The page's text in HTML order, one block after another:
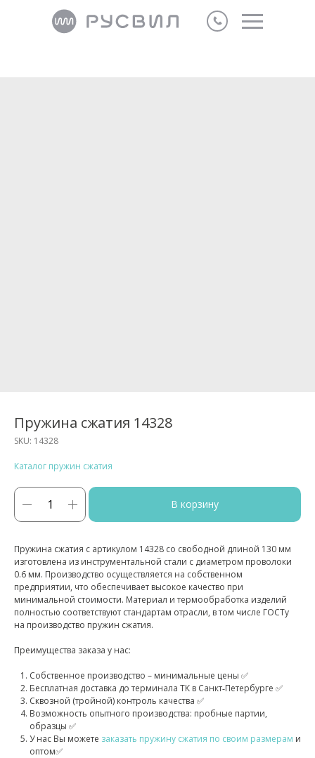
Пружина сжатия 14328
SKU: 14328
Каталог пружин сжатия
В корзину
Пружина сжатия с артикулом 14328 со свободной длиной 130 мм
изготовлена из инструментальной стали с диаметром проволоки
0.6 мм. Производство осуществляется на собственном
предприятии, что обеспечивает высокое качество при
минимальной стоимости. Материал и термообработка изделий
полностью соответствуют стандартам отрасли, в том числе ГОСТу
на производство пружин сжатия.
Преимущества заказа у нас:
Собственное производство – минимальные цены ✅
Бесплатная доставка до терминала ТК в Санкт‑Петербурге ✅
Сквозной (тройной) контроль качества ✅
Возможность опытного производства: пробные партии,
образцы ✅
У нас Вы можете заказать пружину сжатия по своим размерам и
оптом✅